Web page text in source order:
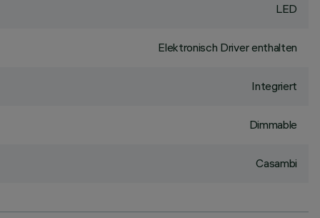
LED
Elektronisch Driver enthalten
Integriert
Dimmable
Casambi